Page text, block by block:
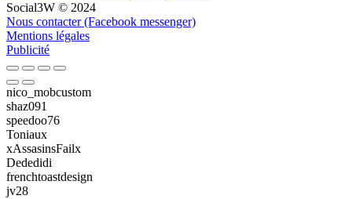
Social3W © 2024
Nous contacter (Facebook messenger)
Mentions légales
Publicité
nico_mobcustom
shaz091
speedoo76
Toniaux
xAssasinsFailx
Dededidi
frenchtoastdesign
jv28